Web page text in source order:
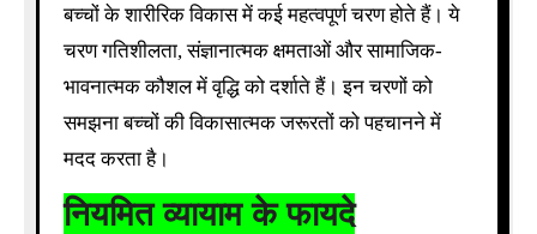
बच्चों के शारीरिक विकास में कई महत्वपूर्ण चरण होते हैं। ये
चरण गतिशीलता, संज्ञानात्मक क्षमताओं और सामाजिक-
भावनात्मक कौशल में वृद्धि को दर्शाते हैं। इन चरणों को
समझना बच्चों की विकासात्मक जरूरतों को पहचानने में
मदद करता है।
नियमित व्यायाम के फायदे